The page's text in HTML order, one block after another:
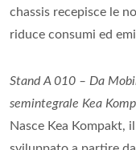
chassis recepisce le
riduce consumi ed
Stand A 010 – Da
semintegrale Kea
Nasce Kea Kompakt,